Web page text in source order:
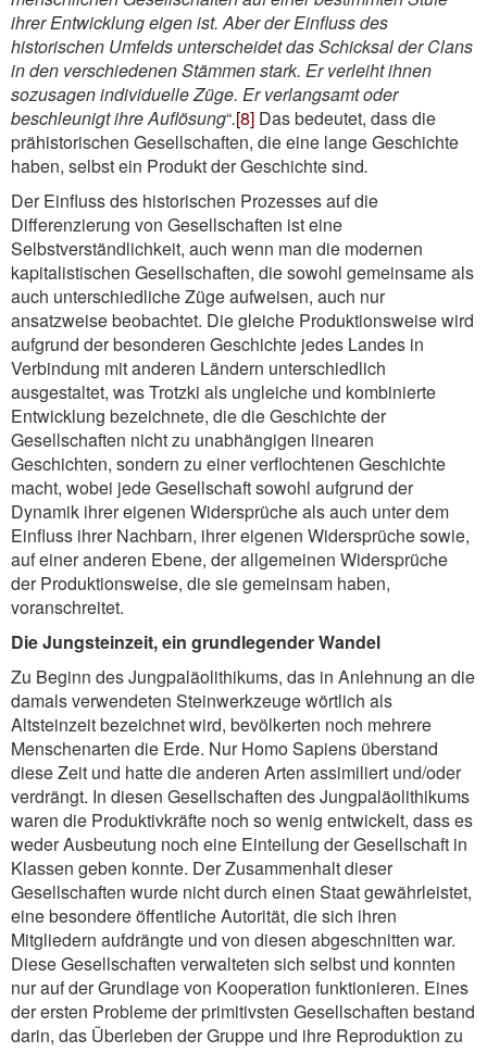
ihrer Entwicklung eigen ist. Aber der Einfluss des
historischen Umfelds unterscheidet das Schicksal der Clans
in den verschiedenen Stämmen stark. Er verleiht ihnen
sozusagen individuelle Züge. Er verlangsamt oder
beschleunigt ihre Auflösung“.[8] Das bedeutet, dass die
prähistorischen Gesellschaften, die eine lange Geschichte
haben, selbst ein Produkt der Geschichte sind.
Der Einfluss des historischen Prozesses auf die
Differenzierung von Gesellschaften ist eine
Selbstverständlichkeit, auch wenn man die modernen
kapitalistischen Gesellschaften, die sowohl gemeinsame als
auch unterschiedliche Züge aufweisen, auch nur
ansatzweise beobachtet. Die gleiche Produktionsweise wird
aufgrund der besonderen Geschichte jedes Landes in
Verbindung mit anderen Ländern unterschiedlich
ausgestaltet, was Trotzki als ungleiche und kombinierte
Entwicklung bezeichnete, die die Geschichte der
Gesellschaften nicht zu unabhängigen linearen
Geschichten, sondern zu einer verflochtenen Geschichte
macht, wobei jede Gesellschaft sowohl aufgrund der
Dynamik ihrer eigenen Widersprüche als auch unter dem
Einfluss ihrer Nachbarn, ihrer eigenen Widersprüche sowie,
auf einer anderen Ebene, der allgemeinen Widersprüche
der Produktionsweise, die sie gemeinsam haben,
voranschreitet.
Die Jungsteinzeit, ein grundlegender Wandel
Zu Beginn des Jungpaläolithikums, das in Anlehnung an die
damals verwendeten Steinwerkzeuge wörtlich als
Altsteinzeit bezeichnet wird, bevölkerten noch mehrere
Menschenarten die Erde. Nur Homo Sapiens überstand
diese Zeit und hatte die anderen Arten assimiliert und/oder
verdrängt. In diesen Gesellschaften des Jungpaläolithikums
waren die Produktivkräfte noch so wenig entwickelt, dass es
weder Ausbeutung noch eine Einteilung der Gesellschaft in
Klassen geben konnte. Der Zusammenhalt dieser
Gesellschaften wurde nicht durch einen Staat gewährleistet,
eine besondere öffentliche Autorität, die sich ihren
Mitgliedern aufdrängte und von diesen abgeschnitten war.
Diese Gesellschaften verwalteten sich selbst und konnten
nur auf der Grundlage von Kooperation funktionieren. Eines
der ersten Probleme der primitivsten Gesellschaften bestand
darin, das Überleben der Gruppe und ihre Reproduktion zu